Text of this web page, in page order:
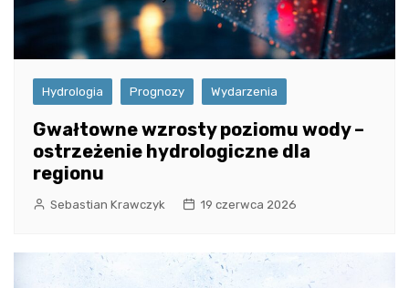
Hydrologia Prognozy Wydarzenia
Gwałtowne wzrosty poziomu wody –
ostrzeżenie hydrologiczne dla
regionu
Sebastian Krawczyk 19 czerwca 2026